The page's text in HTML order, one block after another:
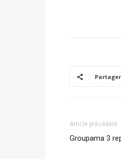
Partager
Article précédent
Groupama 3